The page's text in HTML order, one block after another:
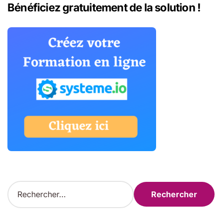
Bénéficiez gratuitement de la solution !
R
e